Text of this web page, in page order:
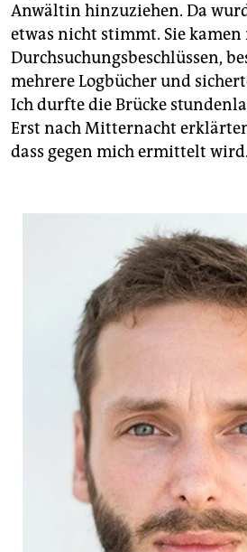
Anwältin hinzuziehen. Da
etwas nicht stimmt. Sie
Durchsuchungsbeschlüssen,
mehrere Logbücher und
Ich durfte die Brücke
Erst nach Mitternacht
dass gegen mich ermittelt wird.